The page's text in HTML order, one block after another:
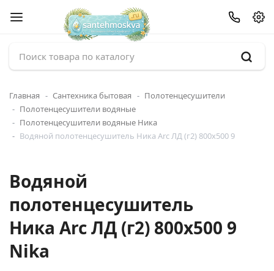
Главная Сантехника бытовая
Полотенцесушители
Полотенцесушители водяные
Полотенцесушители водяные Ника
Водяной полотенцесушитель Ника Arc ЛД (г2) 800x500 9
Водяной
полотенцесушитель
Ника Arc ЛД (г2) 800x500 9
Nika